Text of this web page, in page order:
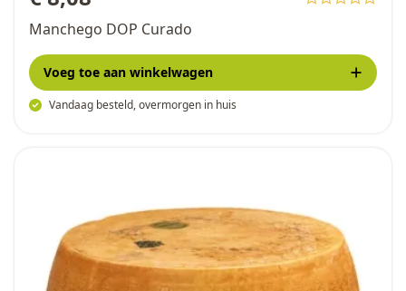
Manchego DOP Curado
Vandaag besteld, overmorgen in huis
Voeg toe aan winkelwagen